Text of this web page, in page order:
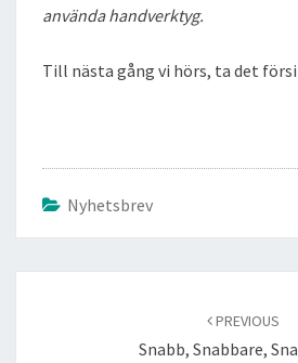
använda handverktyg.
Till nästa gång vi hörs, ta det
Nyhetsbrev
PREVIOUS
Snabb, Snabbare,